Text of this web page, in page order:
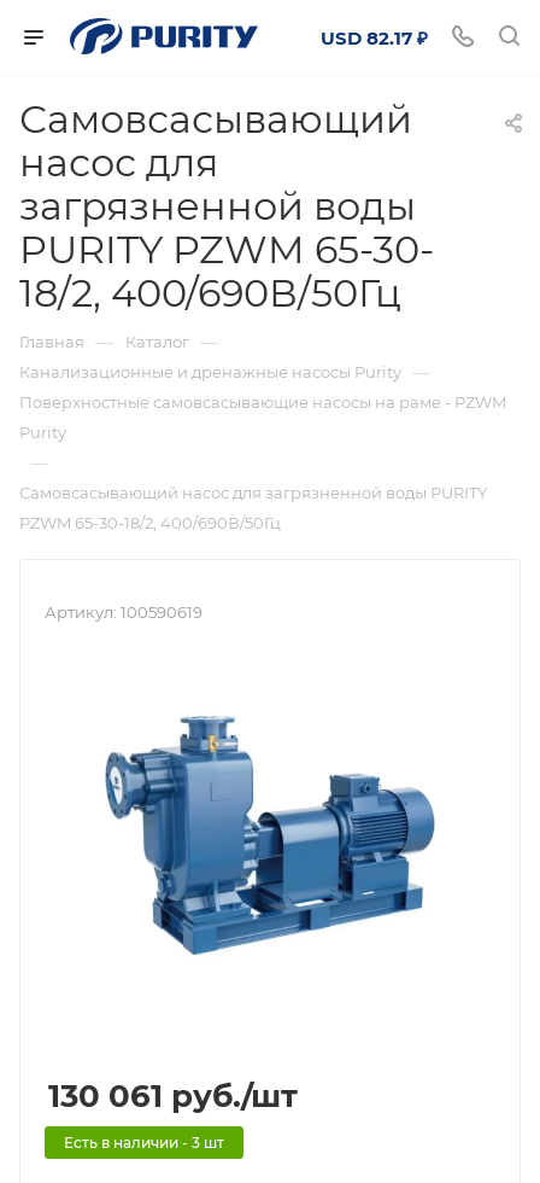
USD 82.17 ₽
Самовсасывающий
насос для
загрязненной воды
PURITY PZWM 65-30-
18/2, 400/690В/50Гц
Главная — Каталог —
Канализационные и дренажные насосы Purity —
Поверхностные самовсасывающие насосы на раме - PZWM
Purity
—
Самовсасывающий насос для загрязненной воды PURITY
PZWM 65-30-18/2, 400/690В/50Гц
Артикул: 100590619
130 061 руб./шт
Есть в наличии - 3 шт